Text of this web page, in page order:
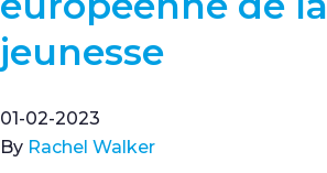
jeunesse
01-02-2023
By Rachel Walker